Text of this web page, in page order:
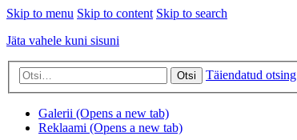
Skip to menu Skip to content Skip to search
Jäta vahele kuni sisuni
Otsi Täiendatud otsing
Galerii (Opens a new tab)
Reklaami (Opens a new tab)